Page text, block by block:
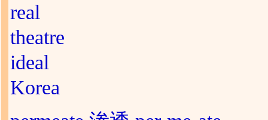
real
theatre
ideal
Korea